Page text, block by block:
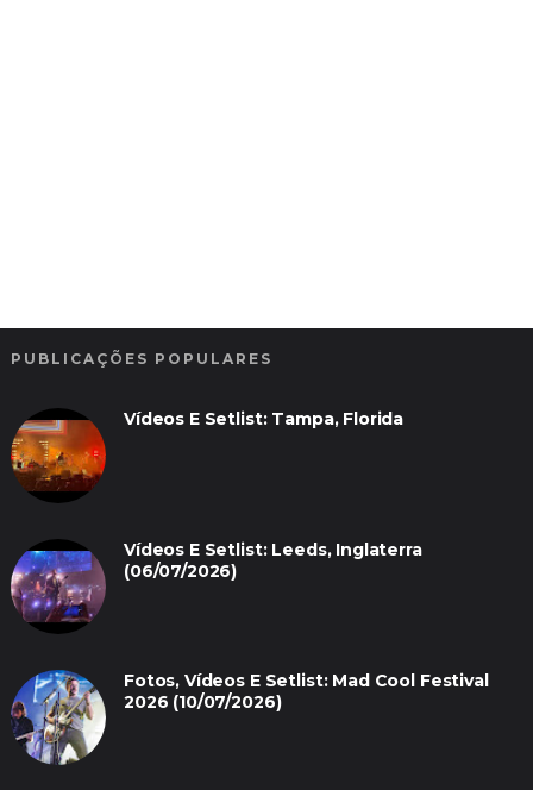
PUBLICAÇÕES POPULARES
Vídeos E Setlist: Tampa, Florida
Vídeos E Setlist: Leeds, Inglaterra
(06/07/2026)
Fotos, Vídeos E Setlist: Mad Cool Festival
2026 (10/07/2026)